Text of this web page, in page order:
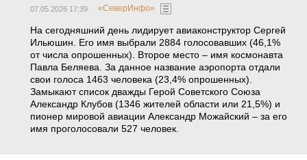
07.05.2026 17:39 «СеверИнфо»
На сегодняшний день лидирует авиаконструктор Сергей
Ильюшин. Его имя выбрали 2884 голосовавших (46,1%
от числа опрошенных). Второе место – имя космонавта
Павла Беляева. За данное название аэропорта отдали
свои голоса 1463 человека (23,4% опрошенных).
Замыкают список дважды Герой Советского Союза
Александр Клубов (1346 жителей области или 21,5%) и
пионер мировой авиации Александр Можайский – за его
имя проголосовали 527 человек.